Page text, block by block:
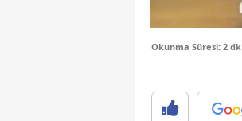
Okunma Süresi: 2 dk